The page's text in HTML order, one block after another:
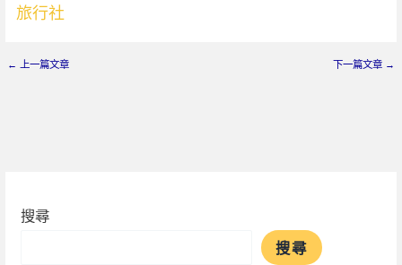
旅行社
← 上一篇文章 下一篇文章 →
搜尋
搜尋